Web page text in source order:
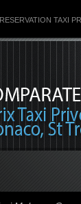
RESERVATION TAXI